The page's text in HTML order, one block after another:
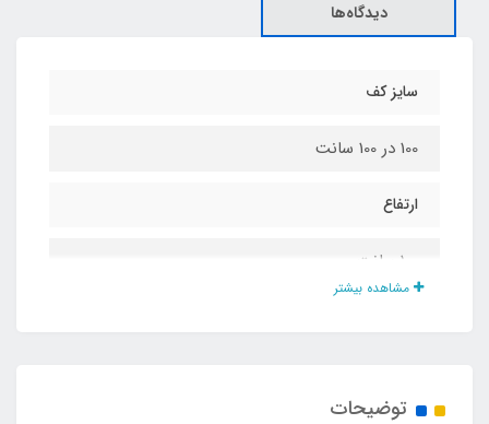
دیدگاه‌ها
سایز کف
100 در 100 سانت
ارتفاع
100 سانت
مشاهده بیشتر
توضیحات